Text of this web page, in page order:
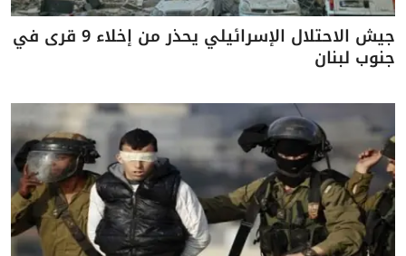
جيش الاحتلال الإسرائيلي يحذر من إخلاء 9 قرى في
جنوب لبنان